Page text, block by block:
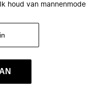
Ik houd van mannenmode